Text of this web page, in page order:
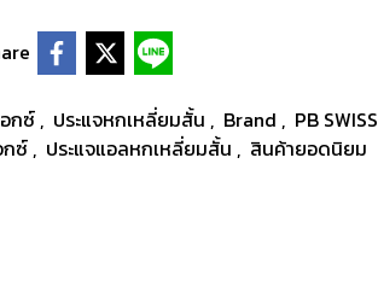
กซ์ , ประแจหกเหลี่ยมสั้น , Brand , PB SWISS
กซ์ , ประแจแอลหกเหลี่ยมสั้น , สินค้ายอดนิยม